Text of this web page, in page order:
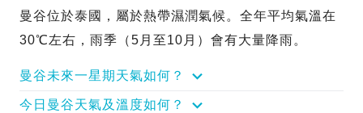
曼谷位於泰國，屬於熱帶濕潤氣候。全年平均氣溫在
30℃左右，雨季（5月至10月）會有大量降雨。
曼谷未來一星期天氣如何？
今日曼谷天氣及溫度如何？